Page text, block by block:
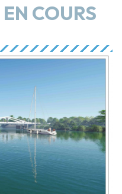
EN COURS